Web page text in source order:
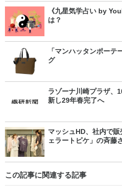
《九星気学占い by
は？
「マンハッタンポー
グ
ラゾーナ川崎プラザ
新し29年春完了へ
マッシュHD、社内で
ェラートピケ」の斉藤
この記事に関連する記事